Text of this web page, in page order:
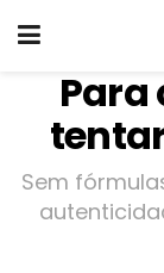
Para
Sem